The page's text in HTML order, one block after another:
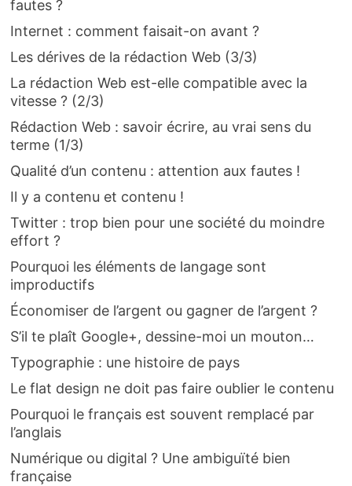
fautes ?
Internet : comment faisait-on avant ?
Les dérives de la rédaction Web (3/3)
La rédaction Web est-elle compatible avec la
vitesse ? (2/3)
Rédaction Web : savoir écrire, au vrai sens du
terme (1/3)
Qualité d’un contenu : attention aux fautes !
Il y a contenu et contenu !
Twitter : trop bien pour une société du moindre
effort ?
Pourquoi les éléments de langage sont
improductifs
Économiser de l’argent ou gagner de l’argent ?
S’il te plaît Google+, dessine-moi un mouton…
Typographie : une histoire de pays
Le flat design ne doit pas faire oublier le contenu
Pourquoi le français est souvent remplacé par
l’anglais
Numérique ou digital ? Une ambiguïté bien
française